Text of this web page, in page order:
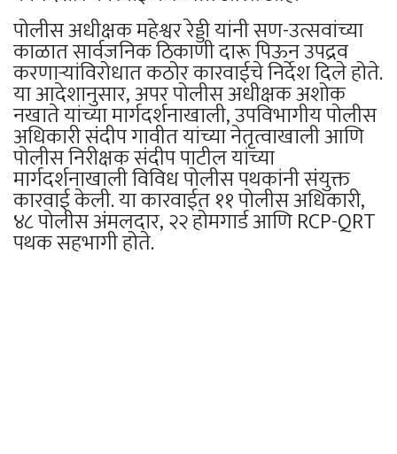
पोलीस अधीक्षक महेश्वर रेड्डी यांनी सण-उत्सवांच्या
काळात सार्वजनिक ठिकाणी दारू पिऊन उपद्रव
करणाऱ्यांविरोधात कठोर कारवाईचे निर्देश दिले होते.
या आदेशानुसार, अपर पोलीस अधीक्षक अशोक
नखाते यांच्या मार्गदर्शनाखाली, उपविभागीय पोलीस
अधिकारी संदीप गावीत यांच्या नेतृत्वाखाली आणि
पोलीस निरीक्षक संदीप पाटील यांच्या
मार्गदर्शनाखाली विविध पोलीस पथकांनी संयुक्त
कारवाई केली. या कारवाईत ११ पोलीस अधिकारी,
४८ पोलीस अंमलदार, २२ होमगार्ड आणि RCP-QRT
पथक सहभागी होते.